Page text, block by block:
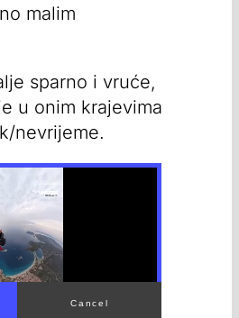
malim
sparno i vruće,
u onim krajevima
nevrijeme.